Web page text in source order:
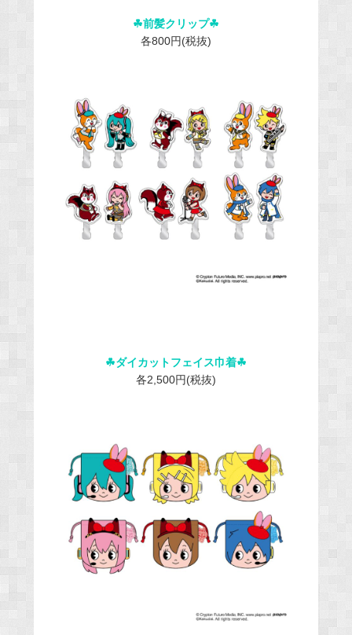
☘︎前髪クリップ☘︎
各800円(税抜)
☘︎ダイカットフェイス巾着☘︎
各2,500円(税抜)